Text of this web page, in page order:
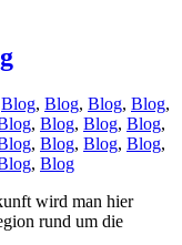
Blog, Blog, Blog, Blog,
, Blog, Blog, Blog,
, Blog, Blog, Blog,
, Blog
wird man hier
rund um die